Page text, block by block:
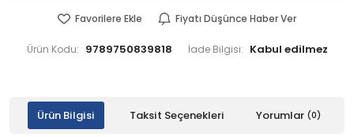
Favorilere Ekle Fiyatı Düşünce Haber Ver
Ürün Kodu: 9789750839818 İade Bilgisi:
Ürün Bilgisi Taksit Seçenekleri Yorumlar (0)